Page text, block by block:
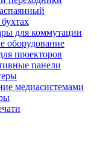
для коммутации
оборудование
проекторов
панели
медиасистемами